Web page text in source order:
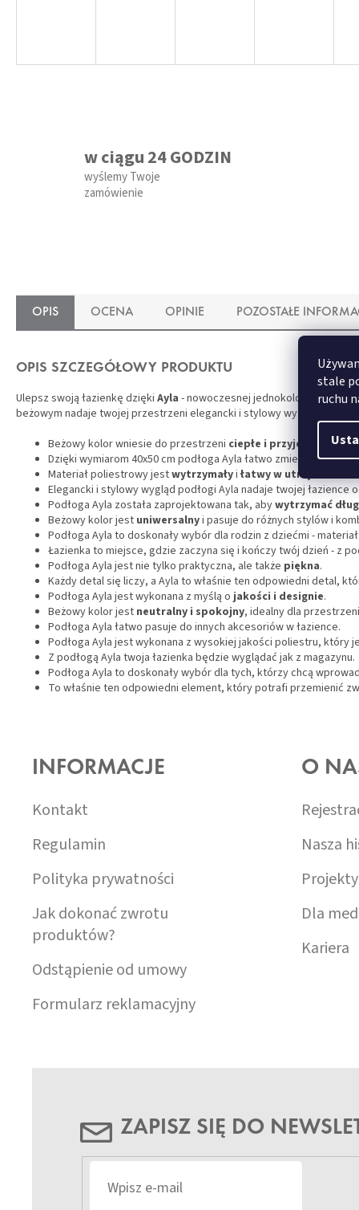
stale
ruchu
w ciągu 24 GODZIN
wyślemy Twoje
zamówienie
OPIS OCENA OPINIE POZOSTAŁE
OPIS SZCZEGÓŁOWY PRODUKTU
Ulepsz swoją łazienkę dzięki Ayla - nowoczesnej jednokolorowej
beżowym nadaje twojej przestrzeni elegancki i stylowy wygląd.
Beżowy kolor wniesie do przestrzeni ciepłe i przyjemne
Dzięki wymiarom 40x50 cm podłoga Ayla łatwo zmieści się w
Materiał poliestrowy jestwytrzymałyiłatwy w utrzymaniu-
Elegancki i stylowy wygląd podłogi Ayla nadaje twojej łazience
Podłoga Ayla została zaprojektowana tak, abywytrzymać
Beżowy kolor jest uniwersalnyi pasuje do różnych stylów i
Podłoga Ayla to doskonały wybór dla rodzin z dziećmi -
Łazienka to miejsce, gdzie zaczyna się i kończy twój dzień - z
Podłoga Ayla jest nie tylko praktyczna, ale także piękna.
Każdy detal się liczy, a Ayla to właśnie ten odpowiedni detal,
Podłoga Ayla jest wykonana z myślą ojakości i designie.
Beżowy kolor jest neutralny i spokojny, idealny dla
Podłoga Ayla łatwo pasuje do innych akcesoriów w łazience.
Podłoga Ayla jest wykonana z wysokiej jakości poliestru, który
Z podłogą Ayla twoja łazienka będzie wyglądać jak z magazynu.
Podłoga Ayla to doskonały wybór dla tych, którzy chcą
To właśnie ten odpowiedni element, który potrafi przemienić
INFORMACJE
Kontakt
Regulamin
Polityka prywatności
Jak dokonać zwrotu
produktów?
Odstąpienie od umowy
Formularz reklamacyjny
O
Nasza
Dla
Kariera
ZAPISZ SIĘ DO